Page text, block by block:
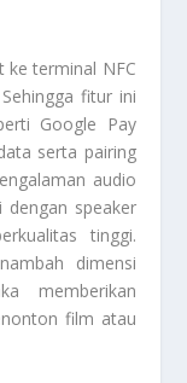
ke terminal NFC
fitur ini
Google Pay
serta pairing
audio
speaker
tinggi.
dimensi
memberikan
film atau